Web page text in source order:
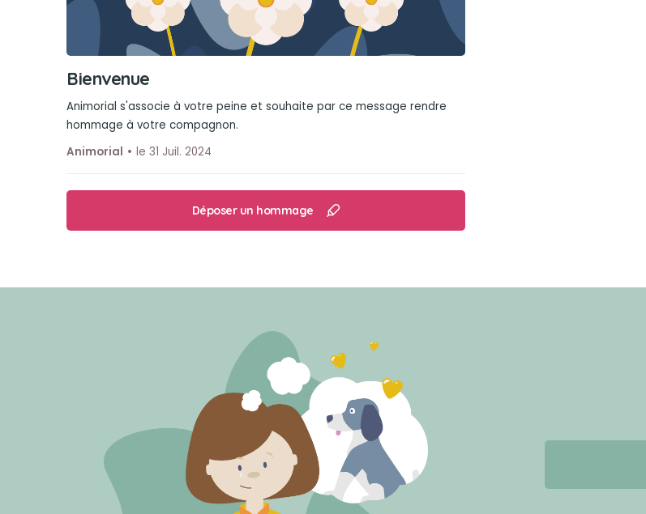
Bienvenue
Animorial s'associe à votre peine et souhaite par ce message rendre
hommage à votre compagnon.
Animorial
le 31 Juil. 2024
Déposer un hommage